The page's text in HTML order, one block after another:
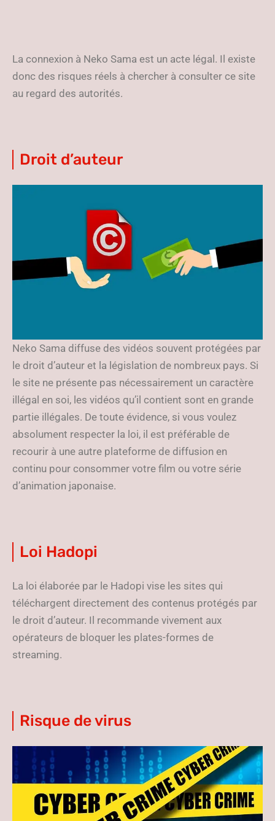
La connexion à Neko Sama est un acte légal. Il existe
donc des risques réels à chercher à consulter ce site
au regard des autorités.
Droit d’auteur
Neko Sama diffuse des vidéos souvent protégées par
le droit d’auteur et la législation de nombreux pays. Si
le site ne présente pas nécessairement un caractère
illégal en soi, les vidéos qu’il contient sont en grande
partie illégales. De toute évidence, si vous voulez
absolument respecter la loi, il est préférable de
recourir à une autre plateforme de diffusion en
continu pour consommer votre film ou votre série
d’animation japonaise.
Loi Hadopi
La loi élaborée par le Hadopi vise les sites qui
téléchargent directement des contenus protégés par
le droit d’auteur. Il recommande vivement aux
opérateurs de bloquer les plates-formes de
streaming.
Risque de virus